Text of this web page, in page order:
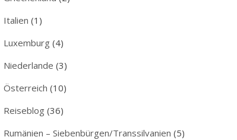
Italien (1)
Luxemburg (4)
Niederlande (3)
Österreich (10)
Reiseblog (36)
Rumänien – Siebenbürgen/Transsilvanien (5)